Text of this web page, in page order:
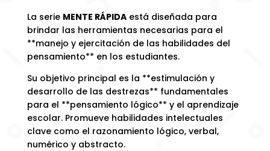
La serie MENTE RÁPIDAestá diseñada para
brindar las herramientas necesarias para el
**manejo y ejercitación de las habilidades del
pensamiento** en los estudiantes.
Su objetivo principal es la **estimulación y
desarrollo de las destrezas** fundamentales
para el **pensamiento lógico** y el aprendizaje
escolar. Promueve habilidades intelectuales
clave como el razonamiento lógico, verbal,
numérico y abstracto.